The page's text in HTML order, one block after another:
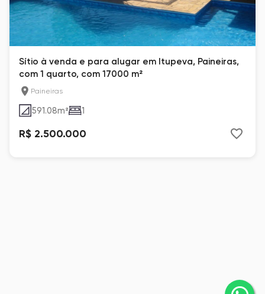
Sítio à venda e para alugar em Itupeva, Paineiras,
com 1 quarto, com 17000 m²
Paineiras
591.08m² 1
R$ 2.500.000